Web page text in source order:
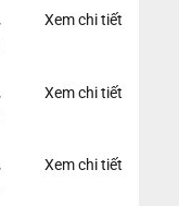
Xem chi tiết
Xem chi tiết
Xem chi tiết